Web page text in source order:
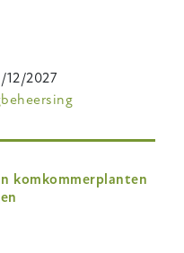
12/2027
komkommerplanten